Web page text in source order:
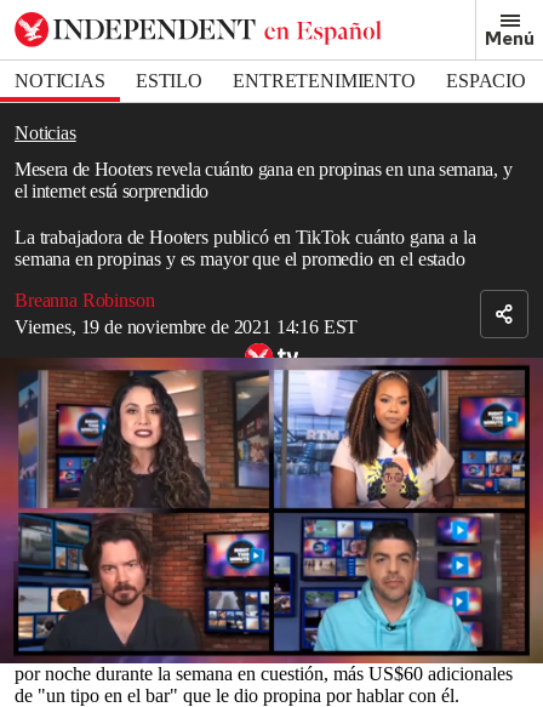
Menú
NOTICIAS ESTILO ENTRETENIMIENTO
ESPACIO
DEPORTES
Noticias
Mesera de Hooters revela cuánto gana en propinas en una semana, y
el internet está sorprendido
La trabajadora de Hooters publicó en TikTok cuánto gana a la
semana en propinas y es mayor que el promedio en el estado
Breanna Robinson
Viernes, 19 de noviembre de 2021 14:16 EST
Bookmark popover
Removed from bookmarks
Close popover
seconds
Server Surprised With $1,000 Tip!
Una mesera deHootersrevelóen TikTok la cantidad de dinero que
gana a la semana en propinas, y la cantidad es sorprendente.
Kirsten Songer, graduada de la Universidad de Carolina del Sur
(que ahora asiste a lafacultad de medicina) ybartender de Hooters
que se volvió viral hace poco al mostrar las diferencias en los de
los shorts de las chicas Hooters, divulgó en la plataforma sus
ganancias en propinas durante múltiples turnos.
Se presume que al trabajar en Carolina del Sur con un salario de
US$2,13 por hora, sus propinas oscilaron entre US$50 y US$408
por noche durante la semana en cuestión, más US$60 adicionales
de "un tipo en el bar" que le dio propina por hablar con él.